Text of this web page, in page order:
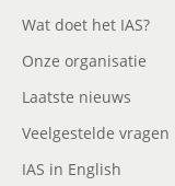
Wat doet het IAS?
Onze organisatie
Laatste nieuws
Veelgestelde vragen
IAS in English